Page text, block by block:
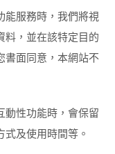
能服務時，我們將視
料，並在該特定目的
書面同意，本網站不
動性功能時，會保留
及使用時間等。